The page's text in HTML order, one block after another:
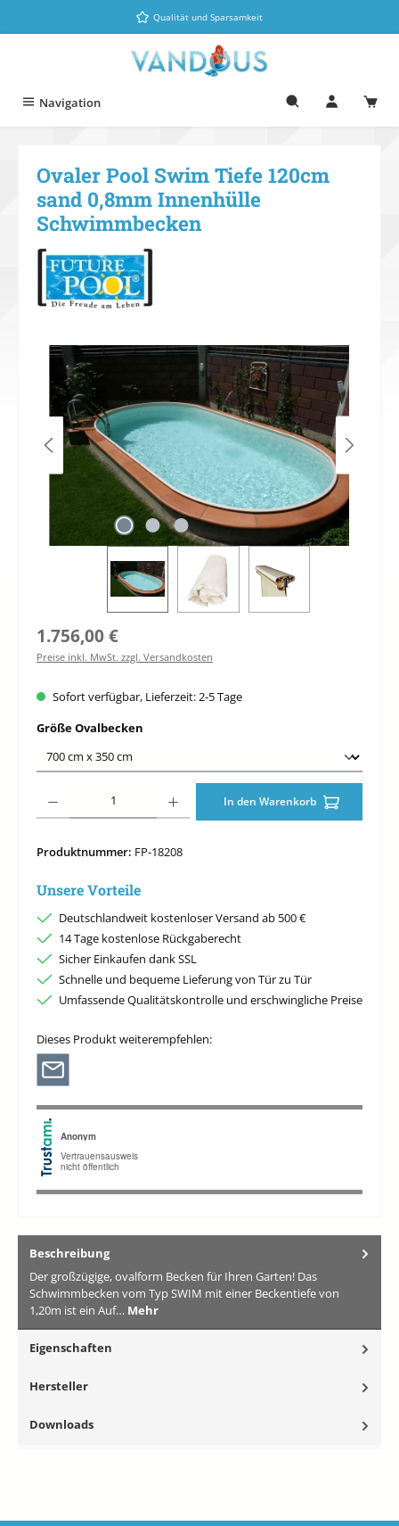
Zum Hauptinhalt springenQualität und Sparsamkeit
Navigation
Ovaler Pool Swim Tiefe 120cm
sand 0,8mm Innenhülle
Schwimmbecken
Bildergalerie überspringen
Regulärer Preis:
1.756,00 €
Preise inkl. MwSt. zzgl. Versandkosten
Sofort verfügbar, Lieferzeit: 2-5 Tage
Größe Ovalbecken
In den Warenkorb
Produktnummer: FP-18208
Unsere Vorteile
Deutschlandweit kostenloser Versand ab 500 €
14 Tage kostenlose Rückgaberecht
Sicher Einkaufen dank SSL
Schnelle und bequeme Lieferung von Tür zu Tür
Umfassende Qualitätskontrolle und erschwingliche Preise
Dieses Produkt weiterempfehlen:
Beschreibung
Der großzügige, ovalform Becken für Ihren Garten! Das
Schwimmbecken vom Typ SWIM mit einer Beckentiefe von
1,20m ist ein Auf… Mehr
Eigenschaften
Hersteller
Downloads